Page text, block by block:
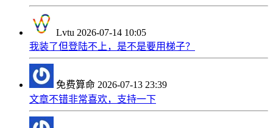
Lvtu 2026-07-14 10:05
我装了但登陆不上，是不是要用梯子？
免费算命 2026-07-13 23:39
文章不错非常喜欢，支持一下